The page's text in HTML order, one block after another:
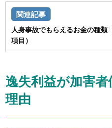
人身事故でもらえるお金の種類
項目）
逸失利益が加害
理由